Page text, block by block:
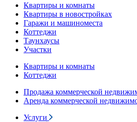
Квартиры и комнаты
Квартиры в новостройках
Гаражи и машиноместа
Коттеджи
Таунхаусы
Участки
Квартиры и комнаты
Коттеджи
Продажа коммерческой
Аренда коммерческой
Услуги